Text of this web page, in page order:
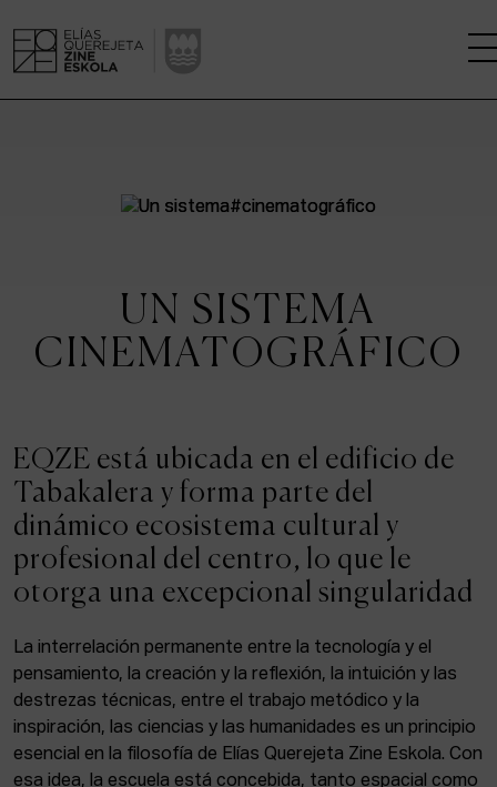
CENTRO DE INVESTIGACIÓN
KINOFABRIKA
LA CASA DEL CINE
ACTUALIDAD
Admisión
Intranet
Facebook Equis Instagram
© Elías Querejeta Zine Eskola 2026
UN SISTEMA
CINEMATOGRÁFICO
EQZE está ubicada en el edificio de
Tabakalera y forma parte del
dinámico ecosistema cultural y
profesional del centro, lo que le
otorga una excepcional singularidad
La interrelación permanente entre la tecnología y el
pensamiento, la creación y la reflexión, la intuición y las
destrezas técnicas, entre el trabajo metódico y la
inspiración, las ciencias y las humanidades es un principio
esencial en la filosofía de Elías Querejeta Zine Eskola. Con
esa idea, la escuela está concebida, tanto espacial como